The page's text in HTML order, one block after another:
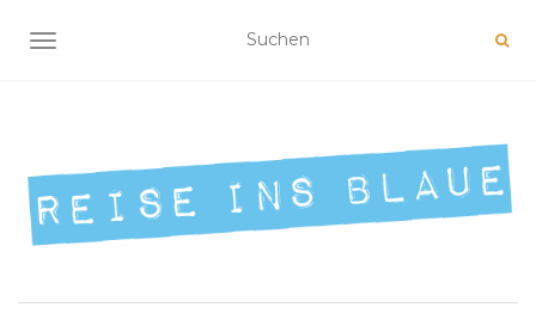
NAVIGATION UMSCHALTEN